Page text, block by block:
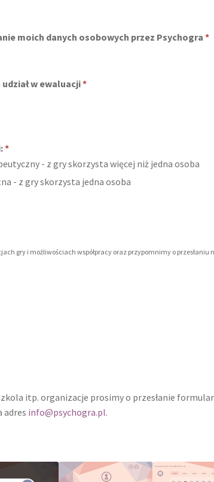
moich danych osobowych przez Psychogra*
w ewaluacji*
*
- z gry skorzysta więcej niż jedna osoba
- z gry skorzysta jedna osoba
gry i możliwościach współpracy oraz przypomnimy o przesłaniu
itp. organizacje prosimy o przesłanie
adres info@psychogra.pl.